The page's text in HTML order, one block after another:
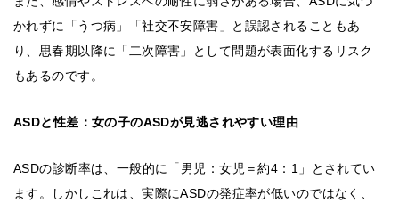
かれずに「うつ病」「社交不安障害」と誤認されることもあ
り、思春期以降に「二次障害」として問題が表面化するリスク
もあるのです。
ASDと性差：女の子のASDが見逃されやすい理由
ASDの診断率は、一般的に「男児：女児＝約4：1」とされてい
ます。しかしこれは、実際にASDの発症率が低いのではなく、